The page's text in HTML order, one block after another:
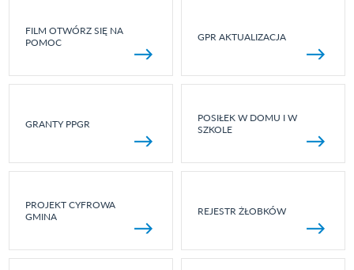
FILM OTWÓRZ SIĘ NA
POMOC
GPR AKTUALIZACJA
GRANTY PPGR
POSIŁEK W DOMU I W
SZKOLE
PROJEKT CYFROWA
GMINA
REJESTR ŻŁOBKÓW